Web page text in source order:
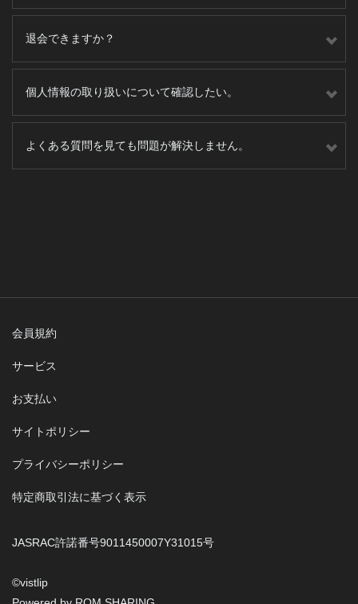
退会できますか？
個人情報の取り扱いについて確認したい。
よくある質問を見ても問題が解決しません。
会員規約
サービス
お支払い
サイトポリシー
プライバシーポリシー
特定商取引法に基づく表示
JASRAC許諾番号9011450007Y31015号
©︎vistlip